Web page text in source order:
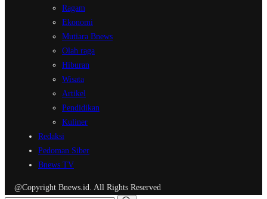
Ragam
Ekonomi
Mutiara Bnews
Olah raga
Hiburan
Wisata
Artikel
Pendidikan
Kuliner
Redaksi
Pedoman Siber
Bnews TV
@Copyright Bnews.id. All Rights Reserved